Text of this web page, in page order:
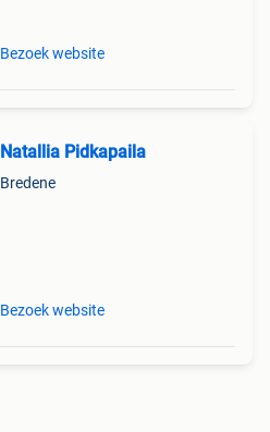
Bezoek website
Natallia Pidkapaila
Bredene
Bezoek website